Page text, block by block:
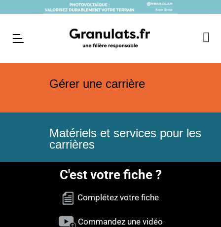
Gérer une carrière
Matériels et services pour les
carrières
C'est votre fiche ?
Complétez votre fiche
Commandez une vidéo